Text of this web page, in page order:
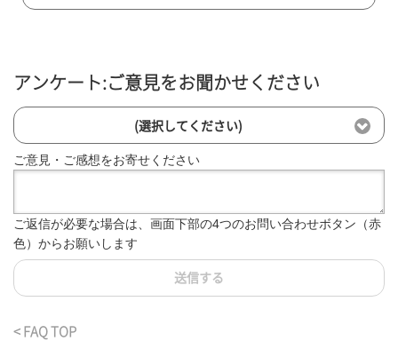
アンケート:ご意見をお聞かせください
(選択してください)
ご意見・ご感想をお寄せください
ご返信が必要な場合は、画面下部の4つのお問い合わせボタン（赤
色）からお願いします
送信する
< FAQ TOP